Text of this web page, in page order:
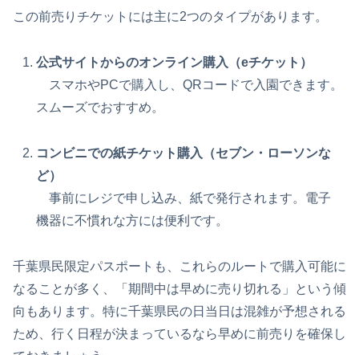
この前売りチケットには主に2つのタイプがあります。
公式サイトからのオンライン購入（eチケット）
スマホやPCで購入し、QRコードで入園できます。
スムーズでおすすめ。
コンビニでの紙チケット購入（セブン・ローソンな
ど）
事前にレジで申し込み、紙で発行されます。電子
機器に不慣れな方には便利です。
千葉県民限定パスポートも、これらのルートで購入可能に
なることが多く、「期間中は早めに売り切れる」という傾
向もあります。特に千葉県民の日当日は混雑が予想される
ため、行く日程が決まっているなら早めに前売りを確保し